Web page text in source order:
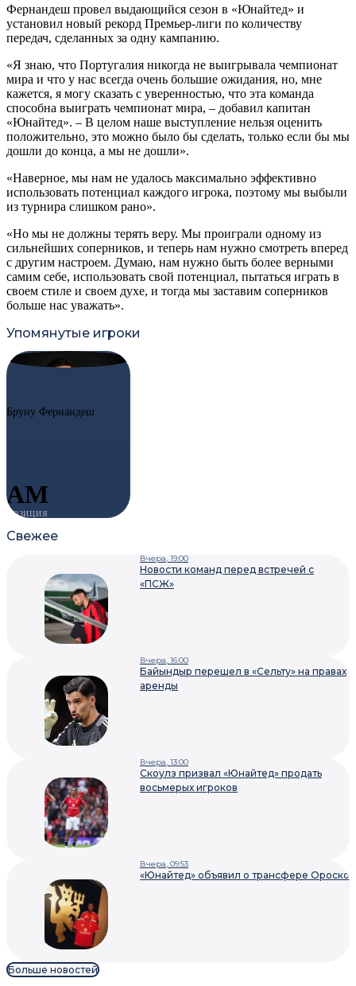
Фернандеш провел выдающийся сезон в «Юнайтед» и
установил новый рекорд Премьер-лиги по количеству
передач, сделанных за одну кампанию.
«Я знаю, что Португалия никогда не выигрывала чемпионат
мира и что у нас всегда очень большие ожидания, но, мне
кажется, я могу сказать с уверенностью, что эта команда
способна выиграть чемпионат мира, – добавил капитан
«Юнайтед». – В целом наше выступление нельзя оценить
положительно, это можно было бы сделать, только если бы мы
дошли до конца, а мы не дошли».
«Наверное, мы нам не удалось максимально эффективно
использовать потенциал каждого игрока, поэтому мы выбыли
из турнира слишком рано».
«Но мы не должны терять веру. Мы проиграли одному из
сильнейших соперников, и теперь нам нужно смотреть вперед
с другим настроем. Думаю, нам нужно быть более верными
самим себе, использовать свой потенциал, пытаться играть в
своем стиле и своем духе, и тогда мы заставим соперников
больше нас уважать».
Упомянутые игроки
BF
Бруну Фернандеш
AM
ПОЗИЦИЯ
Свежее
Вчера, 19:00
Новости команд перед встречей с
«ПСЖ»
Вчера, 16:00
Байындыр перешел в «Сельту» на правах
аренды
Вчера, 13:00
Скоулз призвал «Юнайтед» продать
восьмерых игроков
Вчера, 09:53
«Юнайтед» объявил о трансфере Ороско
Больше новостей